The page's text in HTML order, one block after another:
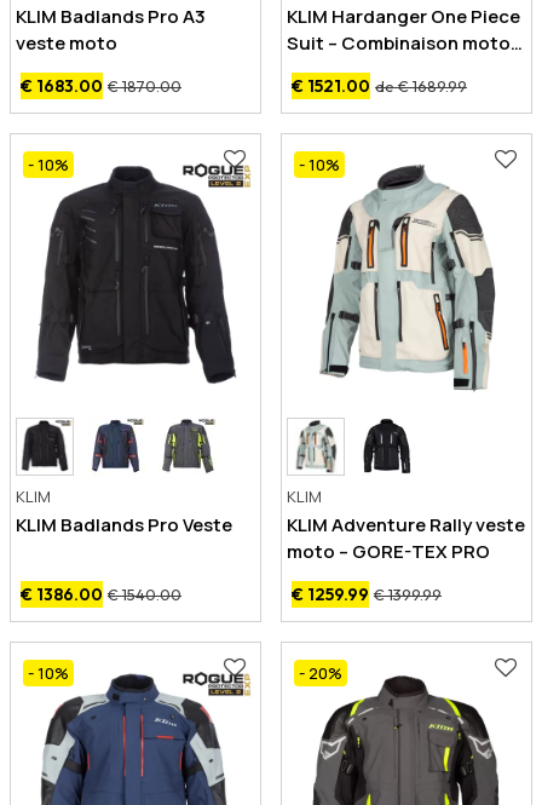
KLIM Badlands Pro A3
veste moto
€ 1683.00 € 1870.00
KLIM Hardanger One Piece
Suit – Combinaison moto
une pièce
€ 1521.00 de € 1689.99
- 10%
KLIM
KLIM Badlands Pro Veste
€ 1386.00 € 1540.00
- 10%
KLIM
KLIM Adventure Rally veste
moto – GORE-TEX PRO
€ 1259.99 € 1399.99
- 10% - 20%